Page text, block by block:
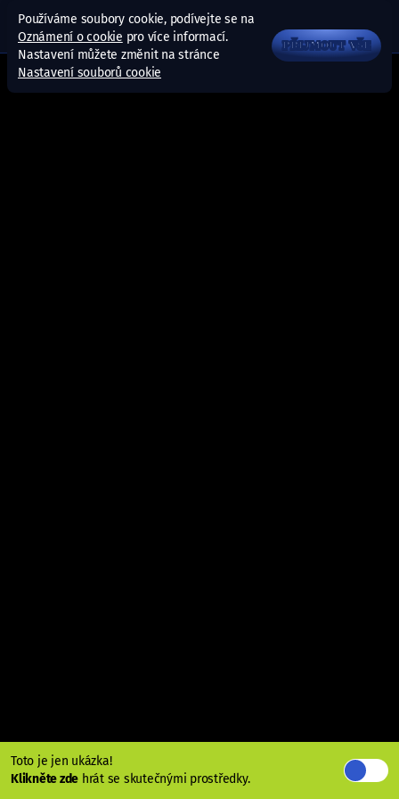
Toto je jen ukázka!
Klikněte zde hrát se skutečnými prostředky.
Používáme soubory cookie, podívejte se na
Oznámení o cookie pro více informací.
Nastavení můžete změnit na stránce
Nastavení souborů cookie
PŘIJMOUT VŠE